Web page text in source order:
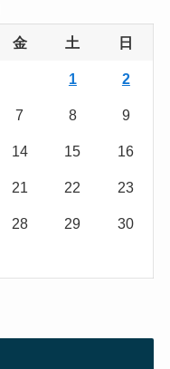
金 土 日
1 2
7 8 9
14 15 16
21 22 23
28 29 30